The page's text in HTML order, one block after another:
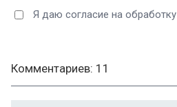
Я даю согласие на обработку
Комментариев: 11